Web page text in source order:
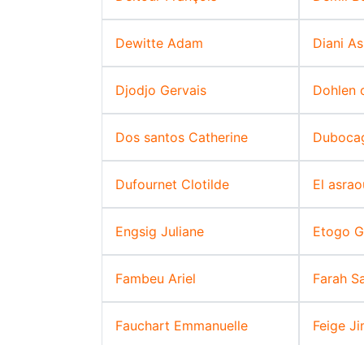
Dewitte Adam Diani
Djodjo Gervais Dohlen
Dos santos Catherine
Dufournet Clotilde El
Engsig Juliane Etogo
Fambeu Ariel Farah
Fauchart Emmanuelle Feige